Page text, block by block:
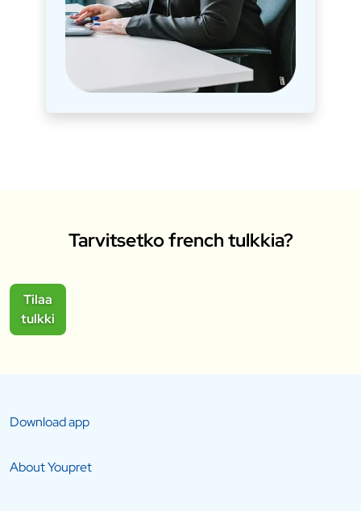
Tarvitsetko french tulkkia?
Tilaa
tulkki
Download app
About Youpret